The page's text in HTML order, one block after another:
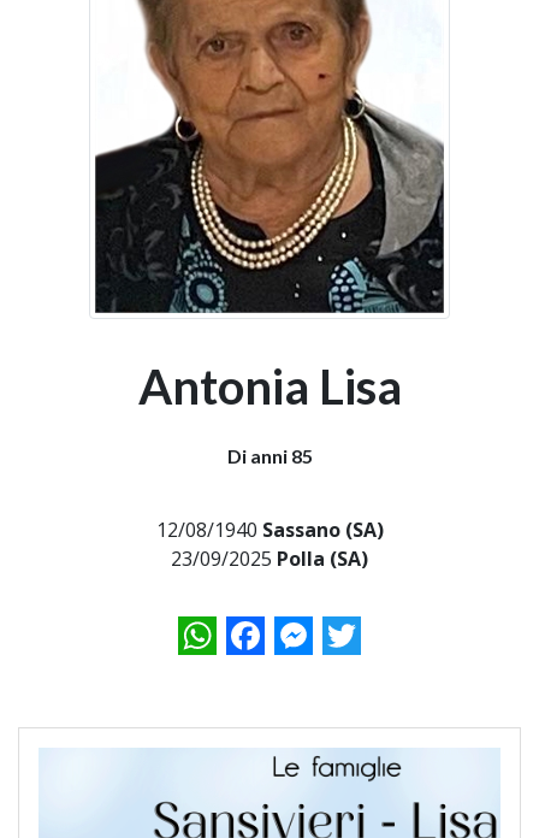
Antonia Lisa
Di anni 85
12/08/1940 Sassano (SA)
23/09/2025 Polla (SA)
WhatsAppFacebookMessenger
Twitter